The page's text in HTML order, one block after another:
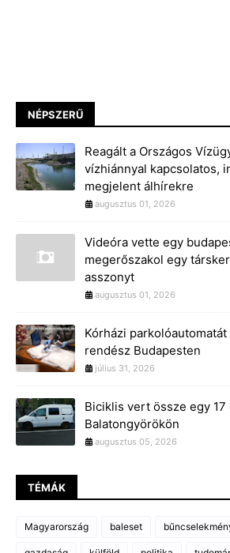
NÉPSZERŰ
Reagált a Országos
vízhiánnyal kapcsolatos,
megjelent álhírekre
augusztus 01, 2026
Videóra vette egy
megerőszakol egy
asszonyt
augusztus 01, 2026
Kórházi
rendész Budapesten
július 31, 2026
Biciklis vert össze egy 17
Balatongyörökön
augusztus 05, 2026
TÉMÁK
Magyarország baleset